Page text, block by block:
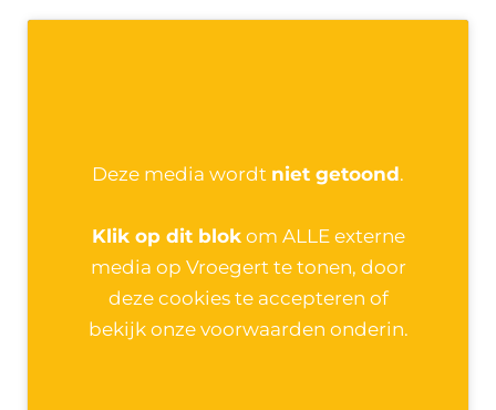
Deze media wordt niet getoond.
Klik op dit blokom ALLE externe
media op Vroegert te tonen, door
deze cookies te accepteren of
bekijk onze voorwaarden onderin.